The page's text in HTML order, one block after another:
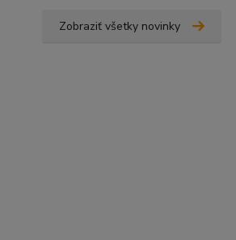
Zobraziť všetky novinky